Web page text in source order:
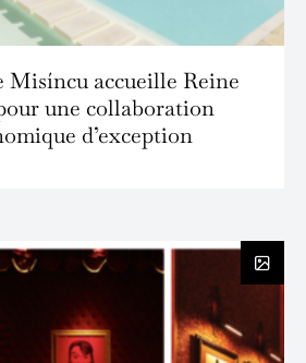
Misíncu accueille Reine
une collaboration
d’exception